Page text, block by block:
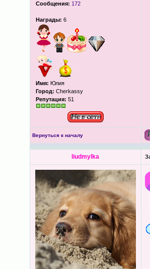
Сообщения: 172
Награды: 6
Имя: Юлия
Город: Cherkassy
Репутация: 51
Вернуться к началу
liudmylka